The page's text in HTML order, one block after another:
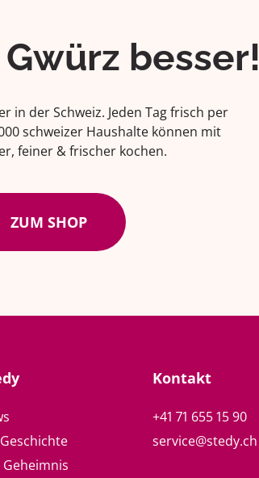
besser!
in der Schweiz. Jeden Tag frisch per
schweizer Haushalte können mit
feiner & frischer kochen.
ZUM SHOP
Geheimnis
Kontakt
+41 71 655 15 90
service@stedy.ch